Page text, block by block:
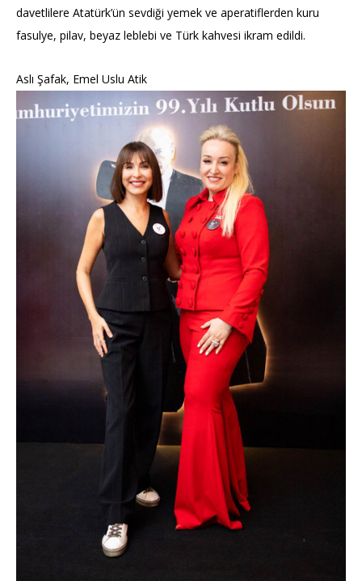
davetlilere Atatürk’ün sevdiği yemek ve aperatiflerden kuru
fasulye, pilav, beyaz leblebi ve Türk kahvesi ikram edildi.
Aslı Şafak, Emel Uslu Atik